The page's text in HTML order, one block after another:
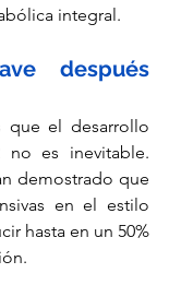
integral.
después
que el desarrollo
es inevitable.
demostrado que
en el estilo
hasta en un 50%